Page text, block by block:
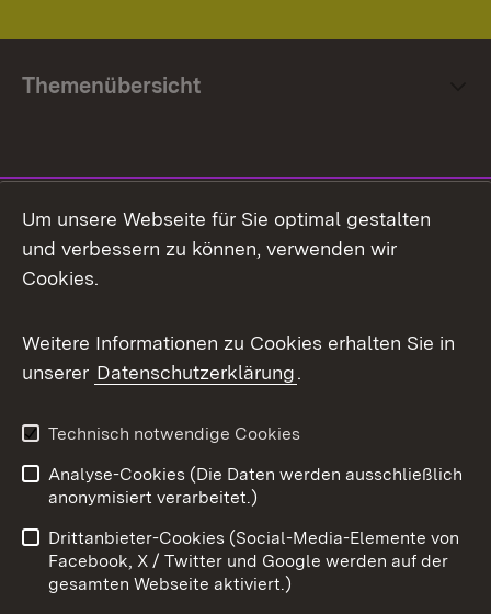
Themenübersicht
Facebook
X / Twitter
Youtube
Impressum
Kontakt
Barrierefreiheit
Datenschutz
Cookies
Um unsere Webseite für Sie optimal gestalten
und verbessern zu können, verwenden wir
Cookies.
Weitere Informationen zu Cookies erhalten Sie in
unserer Datenschutzerklärung.
Technisch notwendige Cookies
Analyse-Cookies (Die Daten werden ausschließlich
anonymisiert verarbeitet.)
Drittanbieter-Cookies (Social-Media-Elemente von
Facebook, X / Twitter und Google werden auf der
gesamten Webseite aktiviert.)